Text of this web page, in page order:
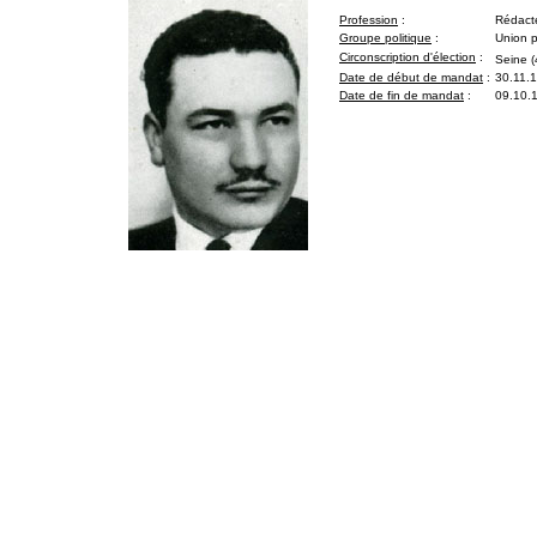
Profession :
Groupe politique :
Union
Circonscription d'élection :
Seine
Date de début de mandat :
Date de fin de mandat :